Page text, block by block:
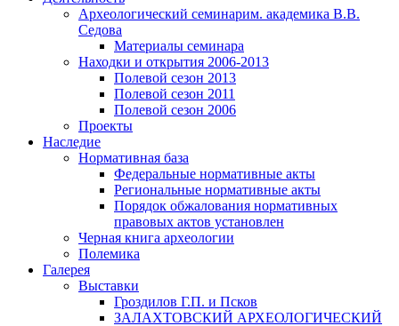
Археологический семинарим. академика В.В.
Седова
Материалы семинара
Находки и открытия 2006-2013
Полевой сезон 2013
Полевой сезон 2011
Полевой сезон 2006
Проекты
Наследие
Нормативная база
Федеральные нормативные акты
Региональные нормативные акты
Порядок обжалования нормативных
правовых актов установлен
Черная книга археологии
Полемика
Галерея
Выставки
Гроздилов Г.П. и Псков
ЗАЛАХТОВСКИЙ АРХЕОЛОГИЧЕСКИЙ